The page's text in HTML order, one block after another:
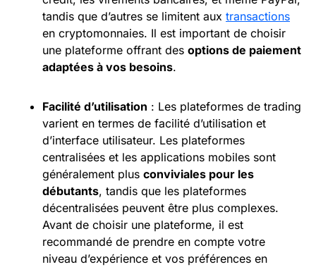
tandis que d’autres se limitent aux transactions
en cryptomonnaies. Il est important de choisir
une plateforme offrant des options de paiement
adaptées à vos besoins.
Facilité d’utilisation : Les plateformes de trading
varient en termes de facilité d’utilisation et
d’interface utilisateur. Les plateformes
centralisées et les applications mobiles sont
généralement plus conviviales pour les
débutants, tandis que les plateformes
décentralisées peuvent être plus complexes.
Avant de choisir une plateforme, il est
recommandé de prendre en compte votre
niveau d’expérience et vos préférences en